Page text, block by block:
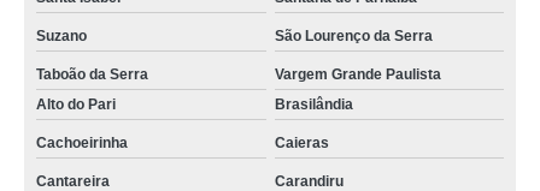
fábrica de cordão para crachá Taboão da Serra
Suzano São Lourenço da Serra
Taboão da Serra
Vargem Grande Paulista
Alto do Pari
Brasilândia
Cachoeirinha Caieras
Cantareira Carandiru